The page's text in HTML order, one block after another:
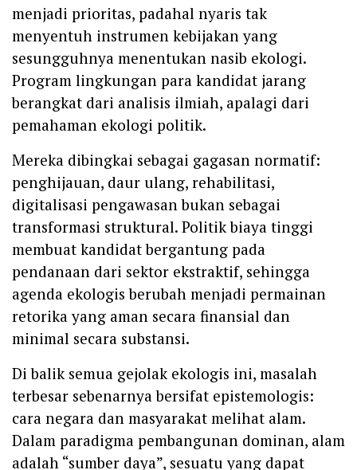
menjadi prioritas, padahal nyaris tak
menyentuh instrumen kebijakan yang
sesungguhnya menentukan nasib ekologi.
Program lingkungan para kandidat jarang
berangkat dari analisis ilmiah, apalagi dari
pemahaman ekologi politik.
Mereka dibingkai sebagai gagasan normatif:
penghijauan, daur ulang, rehabilitasi,
digitalisasi pengawasan bukan sebagai
transformasi struktural. Politik biaya tinggi
membuat kandidat bergantung pada
pendanaan dari sektor ekstraktif, sehingga
agenda ekologis berubah menjadi permainan
retorika yang aman secara finansial dan
minimal secara substansi.
Di balik semua gejolak ekologis ini, masalah
terbesar sebenarnya bersifat epistemologis:
cara negara dan masyarakat melihat alam.
Dalam paradigma pembangunan dominan, alam
adalah “sumber daya”, sesuatu yang dapat